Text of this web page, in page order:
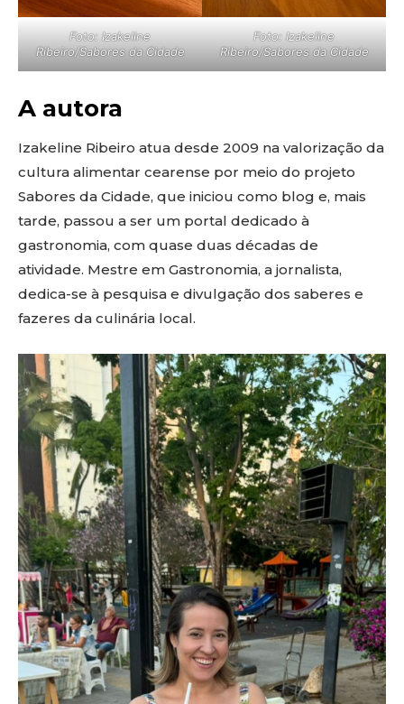
Foto: Izakeline
Ribeiro/Sabores da Cidade
Foto: Izakeline
Ribeiro/Sabores da Cidade
A autora
Izakeline Ribeiro atua desde 2009 na valorização da
cultura alimentar cearense por meio do projeto
Sabores da Cidade, que iniciou como blog e, mais
tarde, passou a ser um portal dedicado à
gastronomia, com quase duas décadas de
atividade. Mestre em Gastronomia, a jornalista,
dedica-se à pesquisa e divulgação dos saberes e
fazeres da culinária local.